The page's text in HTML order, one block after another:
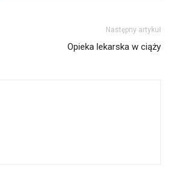
Następny artykuł
Opieka lekarska w ciąży